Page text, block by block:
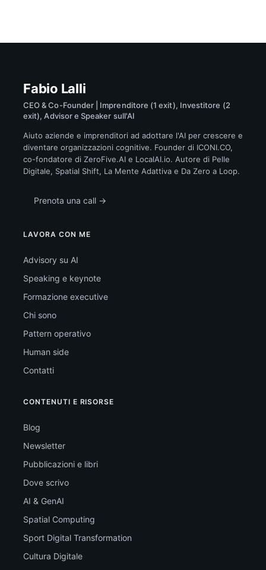
Fabio Lalli
CEO & Co-Founder | Imprenditore (1 exit), Investitore (2
exit), Advisor e Speaker sull'AI
Aiuto aziende e imprenditori ad adottare l'AI per crescere e
diventare organizzazioni cognitive. Founder di ICONI.CO,
co-fondatore di ZeroFive.AI e LocalAI.io. Autore di Pelle
Digitale, Spatial Shift, La Mente Adattiva e Da Zero a Loop.
Prenota una call →
LAVORA CON ME
Advisory su AI
Speaking e keynote
Formazione executive
Chi sono
Pattern operativo
Human side
Contatti
CONTENUTI E RISORSE
Blog
Newsletter
Pubblicazioni e libri
Dove scrivo
AI & GenAI
Spatial Computing
Sport Digital Transformation
Cultura Digitale